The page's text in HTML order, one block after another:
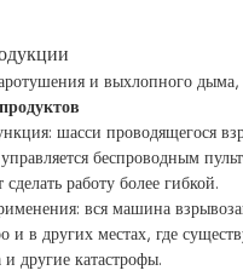
и выхлопного
шасси проводящегося
беспроводным
работу более гибкой.
вся машина
и в других местах, где
другие катастрофы.